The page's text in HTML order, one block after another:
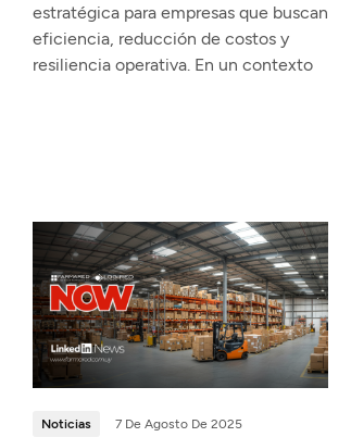
estratégica para empresas que buscan
eficiencia, reducción de costos y
resiliencia operativa. En un contexto
Noticias 7 De Agosto De 2025